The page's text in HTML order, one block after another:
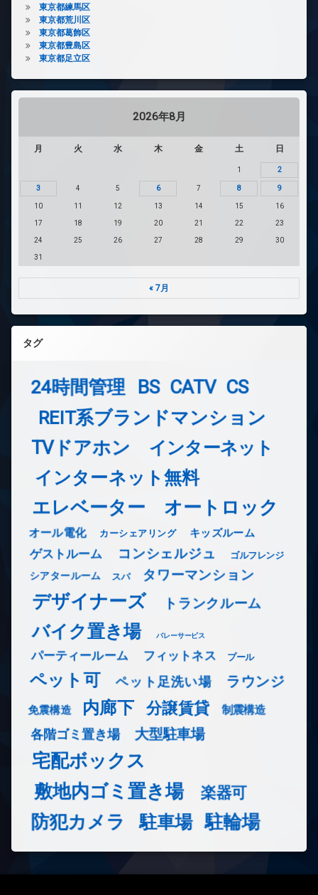
東京都練馬区
東京都荒川区
東京都葛飾区
東京都豊島区
東京都足立区
2026年8月
月 火 水 木 金 土 日
1 2
3 4 5 6 7 8 9
10 11 12 13 14 15 16
17 18 19 20 21 22 23
24 25 26 27 28 29 30
31
« 7月
タグ
24時間管理 BS CATV CS
REIT系ブランドマンション
TVドアホン インターネット
インターネット無料
エレベーター オートロック
オール電化 カーシェアリング キッズルーム
ゲストルーム コンシェルジュ ゴルフレンジ
シアタールーム スパ タワーマンション
デザイナーズ トランクルーム
バイク置き場 バレーサービス
パーティールーム フィットネス プール
ペット可 ペット足洗い場 ラウンジ
免震構造 内廊下 分譲賃貸 制震構造
各階ゴミ置き場 大型駐車場
宅配ボックス
敷地内ゴミ置き場
楽器可
防犯カメラ 駐車場 駐輪場